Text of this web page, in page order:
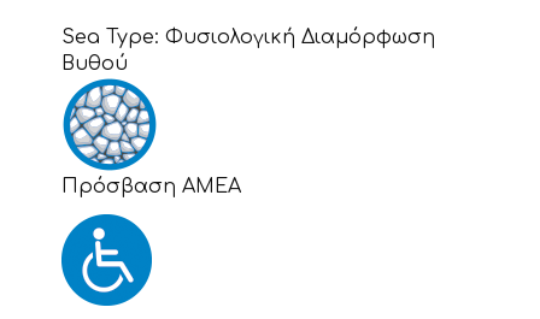
Sea Type:Φυσιολογική Διαμόρφωση
Βυθού
Πρόσβαση ΑΜΕΑ